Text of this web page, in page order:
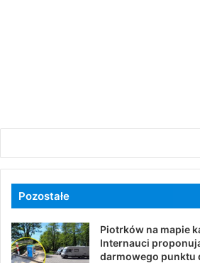
Pozostałe
Piotrków na mapie
Internauci
darmowego punktu